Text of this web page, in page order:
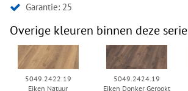
Garantie: 25
Overige kleuren binnen deze serie
5049.2422.19
Eiken Natuur
5049.2424.19
Eiken Donker Gerookt